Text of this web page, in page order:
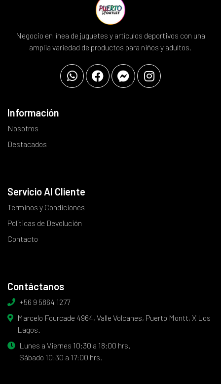
Negocio en línea de juguetes y artículos deportivos con una
amplia variedad de productos para niños y adultos.
Información
Nosotros
Destacados
Servicio Al Cliente
Terminos y Condiciones
Políticas de Devolución
Contacto
Contáctanos
+56 9 5864 1277
Marcelo Fourcade 4964, Valle Volcanes, Puerto Montt, X Los
Lagos.
Lunes a Viernes 10:30 a 18:00 hrs.
Sábado 10:30 a 17:00 hrs.